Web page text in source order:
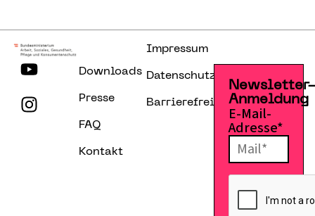
Downloads
Presse
FAQ
Kontakt
Impressum
Datenschutzerklärung
Barrierefreiheitserklärung
Anmeldung
E-Mail-
Adresse*